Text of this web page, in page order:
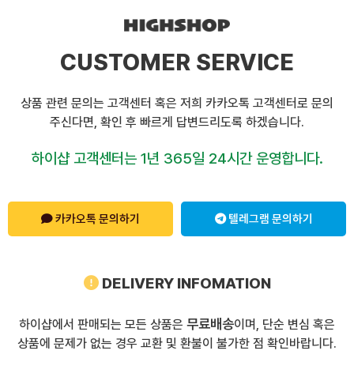
CUSTOMER SERVICE
상품 관련 문의는 고객센터 혹은 저희 카카오톡 고객센터로 문의
주신다면, 확인 후 빠르게 답변드리도록 하겠습니다.
하이샵 고객센터는 1년 365일 24시간 운영합니다.
카카오톡 문의하기 텔레그램 문의하기
DELIVERY INFOMATION
하이샵에서 판매되는 모든 상품은 무료배송이며, 단순 변심 혹은
상품에 문제가 없는 경우 교환 및 환불이 불가한 점 확인바랍니다.